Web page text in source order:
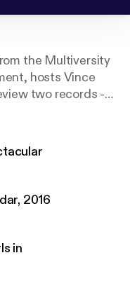
the Multiversity
hosts Vince
two records -
contrast
music-related
2016
in